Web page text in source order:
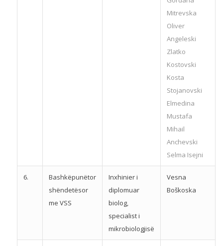
Mitrevska
Oliver
Angeleski
Zlatko
Kostovski
Kosta
Stojanovski
Elmedina
Mustafa
Mihail
Anchevski
Selma Isejni
6.
Bashkëpunëtor
shëndetësor
me VSS
Inxhinier i
diplomuar
biolog,
specialist i
mikrobiologjisë
Vesna
Boškoska